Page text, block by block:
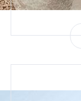
Шлейф